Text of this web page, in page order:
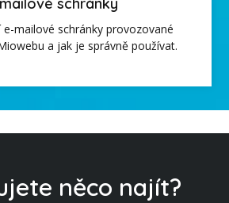
schránky
e-mailové schránky provozované
a jak je správně používat.
něco najít?